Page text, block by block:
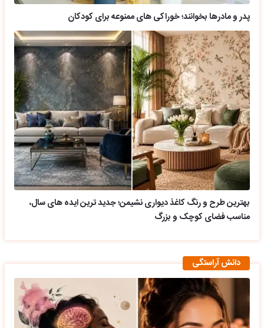
پدر و مادرها بخوانند؛ خوراکی های ممنوعه برای کودکان
بهترین طرح و رنگ کاغذ دیواری نشیمن؛ جدید ترین ایده های سال،
مناسب فضای کوچک و بزرگ
دانش آراستگی